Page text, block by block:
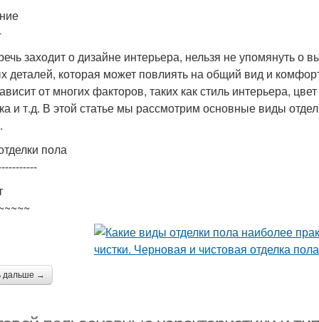
заходит о дизайне интерьера, нельзя не упомянуть
деталей, которая может повлиять на общий вид и
от многих факторов, таких как стиль интерьера,
и т.д. В этой статье мы рассмотрим основные виды
пола
дальше →